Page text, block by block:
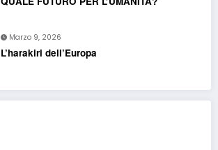
Marzo 9, 2026
L’harakiri dell’Europa